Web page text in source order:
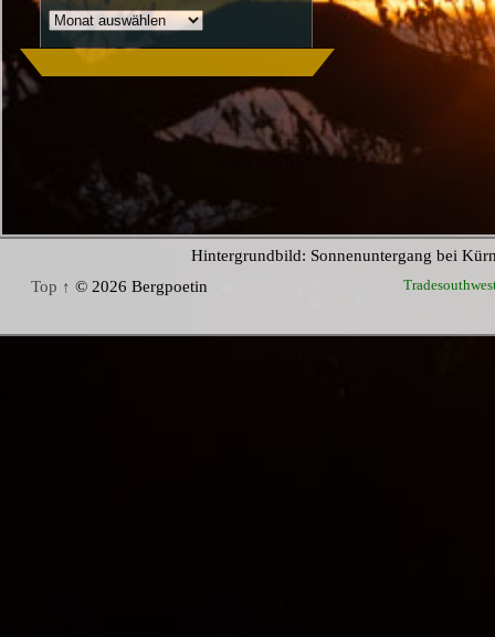
Archiv
Hintergrundbild: Sonnenuntergang bei
Top ↑ © 2026 Bergpoetin